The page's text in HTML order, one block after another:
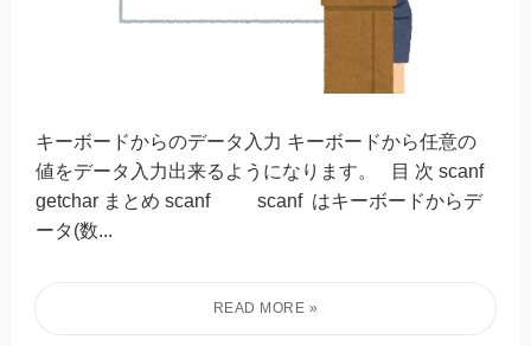
キーボードからのデータ入力 キーボードから任意の
値をデータ入力出来るようになります。 目 次 scanf
getchar まとめ scanf scanf はキーボードからデ
ータ(数...